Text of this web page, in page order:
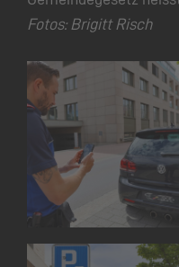
Fotos: Brigitt Risch